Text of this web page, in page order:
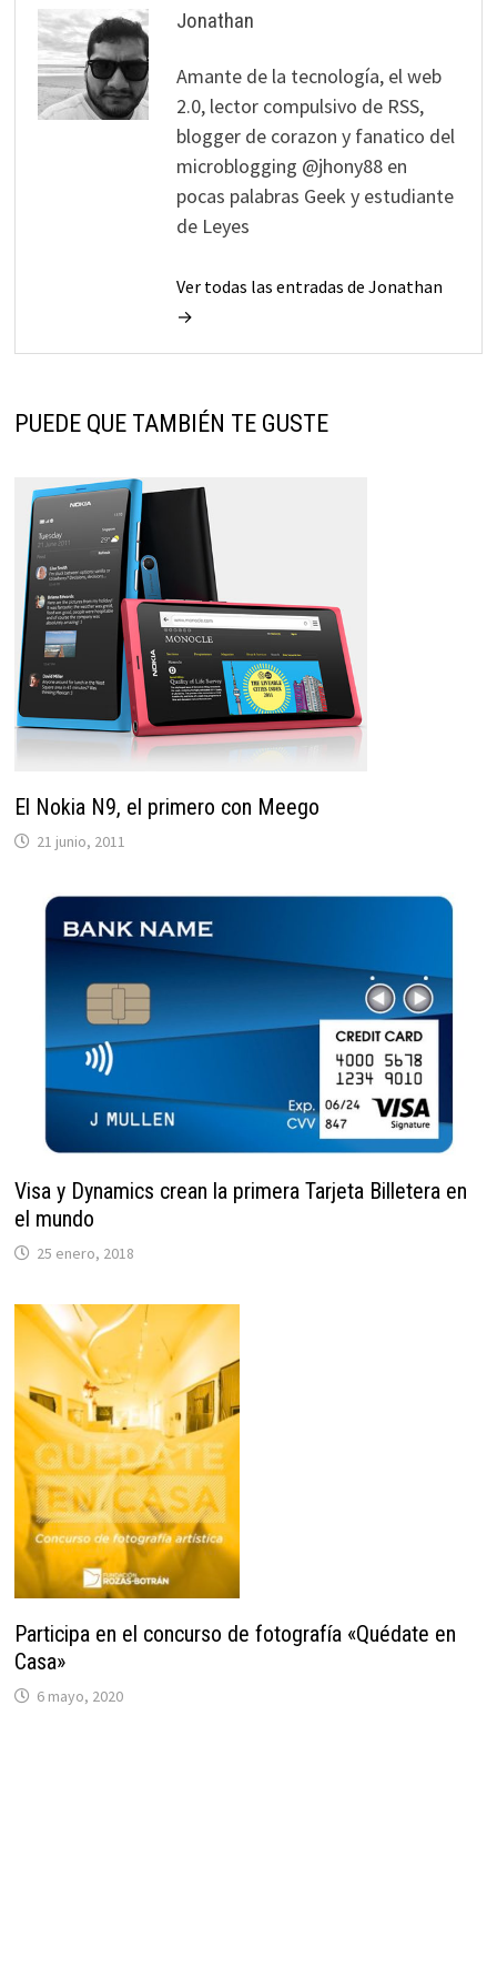
Jonathan
Amante de la tecnología, el web
2.0, lector compulsivo de RSS,
blogger de corazon y fanatico del
microblogging @jhony88 en
pocas palabras Geek y estudiante
de Leyes
Ver todas las entradas de Jonathan
→
PUEDE QUE TAMBIÉN TE GUSTE
El Nokia N9, el primero con Meego
21 junio, 2011
Visa y Dynamics crean la primera Tarjeta Billetera en
el mundo
25 enero, 2018
Participa en el concurso de fotografía «Quédate en
Casa»
6 mayo, 2020